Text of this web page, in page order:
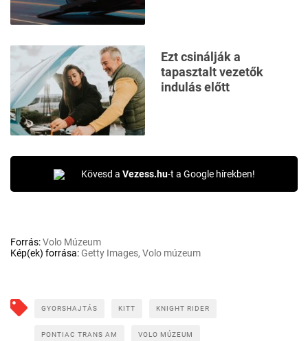
Ezt csinálják a
tapasztalt vezetők
indulás előtt
Kövesd a Vezess.hu-t a Google hírekben!
Forrás:Volo Múzeum
Kép(ek) forrása:Getty Images, Volo múzeum
GYORSHAJTÁS KITT KNIGHT RIDER
PONTIAC TRANS AM VOLO MÚZEUM